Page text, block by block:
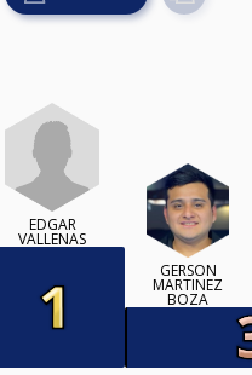
EDGAR
VALLENAS
GERSON
MARTINEZ
BOZA